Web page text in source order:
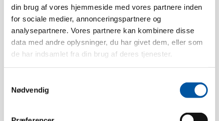
din brug af vores hjemmeside med vores partnere inden
for sociale medier, annonceringspartnere og
analysepartnere. Vores partnere kan kombinere disse
data med andre oplysninger, du har givet dem, eller som
de har indsamlet fra din brug af deres tjenester.
Nødvendig
Resistência ao calo:
120 °C
Unidades/caixa:
12
Peso:
0.03
Caixa EAN: